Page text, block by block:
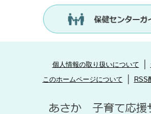
個人情報の取り扱いについて
このホームページについて
RSS